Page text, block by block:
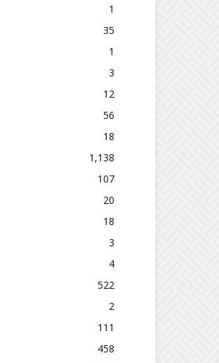
1
35
1
3
12
56
18
1,138
107
20
18
3
4
522
2
111
458